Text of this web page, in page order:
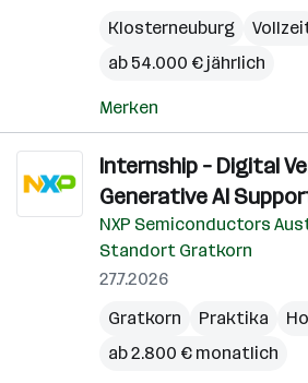
Klosterneuburg
ab 54.000 € jährlich
Merken
Internship – Digital
Generative AI
NXP Semiconductors
Standort Gratkorn
27.7.2026
Gratkorn
Praktika
ab 2.800 € monatlich